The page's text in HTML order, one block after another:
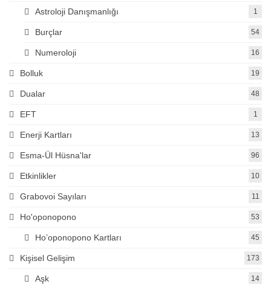
Astroloji Danışmanlığı 1
Burçlar 54
Numeroloji 16
Bolluk 19
Dualar 48
EFT 1
Enerji Kartları 13
Esma-Ül Hüsna'lar 96
Etkinlikler 10
Grabovoi Sayıları 11
Ho'oponopono 53
Ho’oponopono Kartları 45
Kişisel Gelişim 173
Aşk 14